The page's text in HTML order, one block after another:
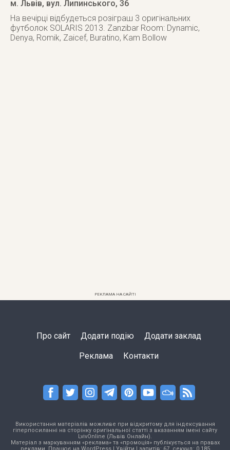
м. Львів, вул. Липинського, 36
На вечірці відбудеться розіграш 3 оригінальних
футболок SOLARIS 2013. Zanzibar Room: Dynamic,
Denya, Romik, Zaicef, Buratino, Kam Bollow
РЕКЛАМА НА САЙТІ
Про сайт Додати подію Додати заклад
Реклама Контакти
Використання матеріалів можливе при відкритому для індексування
гіперпосиланні на сторінку оригінальної статті з вказанням імені сайту
LvivOnline (Львів Онлайн).
Матеріал з маркуванням «реклама» та «промоція» публікується на правах